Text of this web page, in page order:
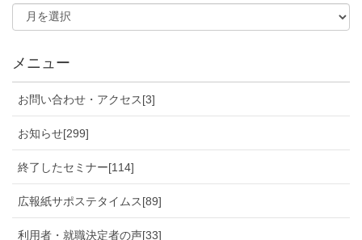
メニュー
お問い合わせ・アクセス[3]
お知らせ[299]
終了したセミナー[114]
広報紙サポステタイムス[89]
利用者・就職決定者の声[33]